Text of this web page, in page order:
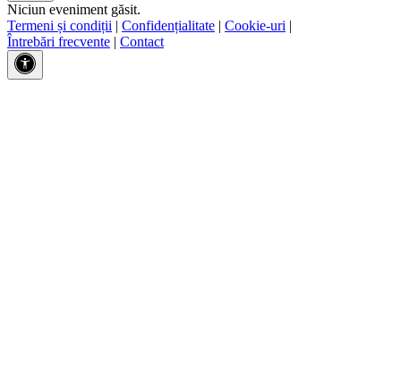
Niciun eveniment găsit.
Termeni și condiții | Confidențialitate | Cookie-uri |
Întrebări frecvente | Contact